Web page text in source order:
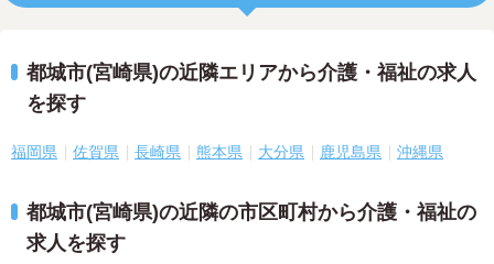
都城市(宮崎県)の近隣エリアから介護・福祉の求人
を探す
福岡県 佐賀県 長崎県 熊本県 大分県 鹿児島県 沖縄県
都城市(宮崎県)の近隣の市区町村から介護・福祉の
求人を探す